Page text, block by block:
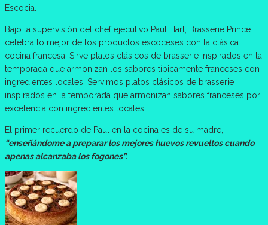
Escocia.
Bajo la supervisión del chef ejecutivo Paul Hart, Brasserie Prince
celebra lo mejor de los productos escoceses con la clásica
cocina francesa. Sirve platos clásicos de brasserie inspirados en la
temporada que armonizan los sabores típicamente franceses con
ingredientes locales. Servimos platos clásicos de brasserie
inspirados en la temporada que armonizan sabores franceses por
excelencia con ingredientes locales.
El primer recuerdo de Paul en la cocina es de su madre,
“enseñándome a preparar los mejores huevos revueltos cuando
apenas alcanzaba los fogones”.